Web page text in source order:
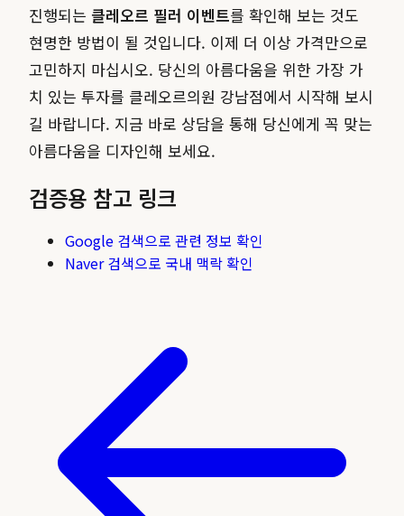
진행되는 클레오르 필러 이벤트를 확인해 보는 것도
현명한 방법이 될 것입니다. 이제 더 이상 가격만으로
고민하지 마십시오. 당신의 아름다움을 위한 가장 가
치 있는 투자를 클레오르의원 강남점에서 시작해 보시
길 바랍니다. 지금 바로 상담을 통해 당신에게 꼭 맞는
아름다움을 디자인해 보세요.
검증용 참고 링크
Google 검색으로 관련 정보 확인
Naver 검색으로 국내 맥락 확인